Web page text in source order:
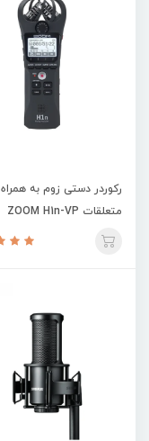
رکوردر دستی زوم به همراه
متعلقات ZOOM H1n-VP